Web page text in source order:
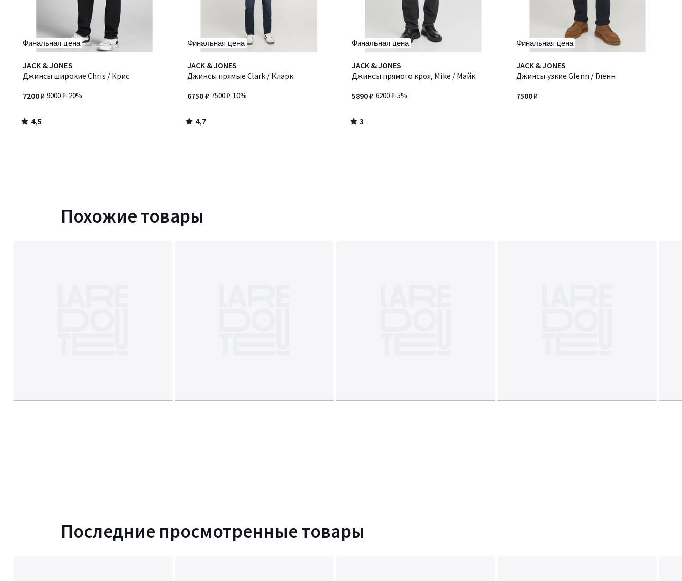
Финальная цена
JACK & JONES
Джинсы широкие Chris / Крис
9000 ₽-20%
7200 ₽
4,5
/ 5
4,5
/
Финальная цена
JACK & JONES
Джинсы прямые Clark / Кларк
7500 ₽-10%
6750 ₽
4,7
/ 5
4,7
/
Финальная цена
JACK & JONES
Джинсы прямого кроя, Mike / Майк
6200 ₽-5%
5890 ₽
3
/
3
/
Финальная цена
JACK & JONES
Джинсы узкие Glenn / Гленн
7500 ₽
Похожие товары
Последние просмотренные товары